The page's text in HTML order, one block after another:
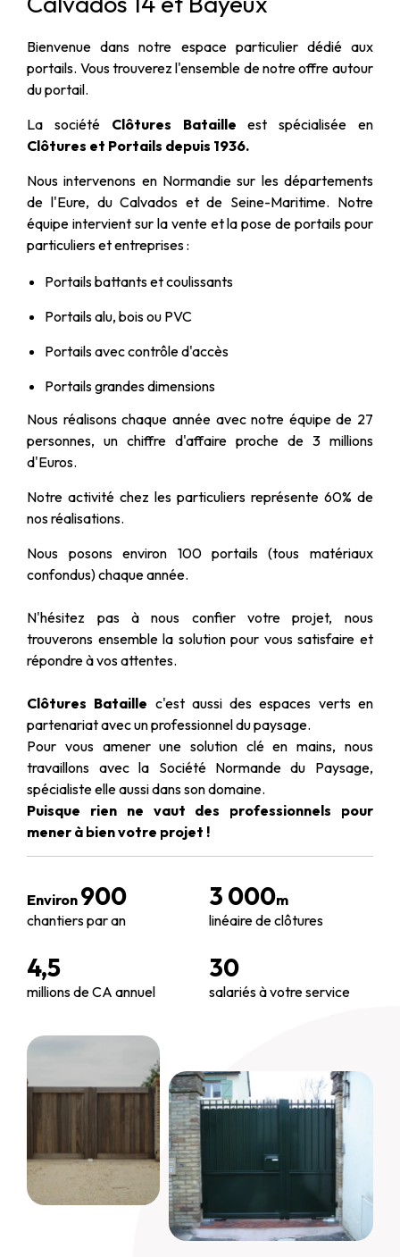
Bienvenue dans notre espace particulier dédié aux
portails. Vous trouverez l'ensemble de notre offre autour
du portail.
La sociétéClôtures Bataille est spécialisée en
Clôtures et Portails depuis 1936.
Nous intervenons en Normandie sur les départements
de l'Eure, du Calvados et de Seine-Maritime. Notre
équipe intervient sur la vente et la pose de portails pour
particuliers et entreprises :
Portails battants et coulissants
Portails alu, bois ou PVC
Portails avec contrôle d'accès
Portails grandes dimensions
Nous réalisons chaque année avec notre équipe de 27
personnes, un chiffre d'affaire proche de 3 millions
d'Euros.
Notre activité chez les particuliers représente 60% de
nos réalisations.
Nous posons environ 100 portails (tous matériaux
confondus) chaque année.
N'hésitez pas à nous confier votre projet, nous
trouverons ensemble la solution pour vous satisfaire et
répondre à vos attentes.
Clôtures Bataille c'est aussi des espaces verts en
partenariat avec un professionnel du paysage.
Pour vous amener une solution clé en mains, nous
travaillons avec la Société Normande du Paysage,
spécialiste elle aussi dans son domaine.
Puisque rien ne vaut des professionnels pour
mener à bien votre projet !
Environ 900
chantiers par an
3 000m
linéaire de clôtures
4,5
millions de CA annuel
30
salariés à votre service